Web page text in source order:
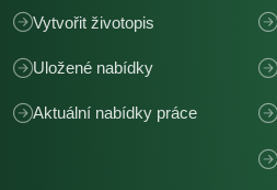
Vytvořit životopis
Uložené nabídky
Aktuální nabídky práce